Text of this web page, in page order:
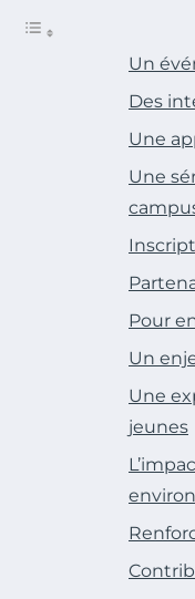
Un
Des
Une
Une
Pour
Un
Une
jeunes